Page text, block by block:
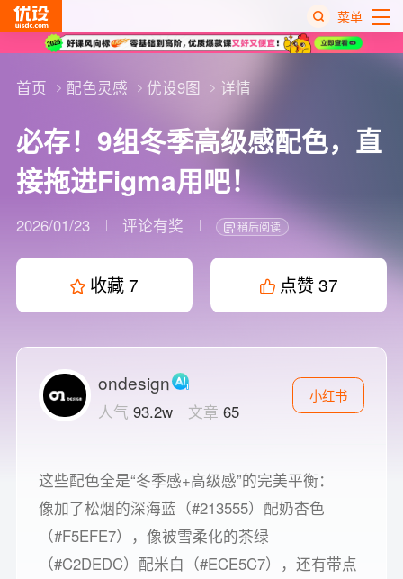
菜单
首页 配色灵感 优设9图 详情
必存！9组冬季高级感配色，直
接拖进Figma用吧！
2026/01/23 评论有奖 稍后阅读
收藏7 点赞 37
这些配色全是“冬季感+高级感”的完美平衡：
像加了松烟的深海蓝（#213555）配奶杏色
（#F5EFE7），像被雪柔化的茶绿
（#C2DEDC）配米白（#ECE5C7），还有带点
ondesign
人气 93.2w 文章 65
小红书